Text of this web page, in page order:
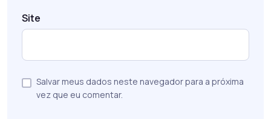
Site
Salvar meus dados neste navegador para a próxima
vez que eu comentar.